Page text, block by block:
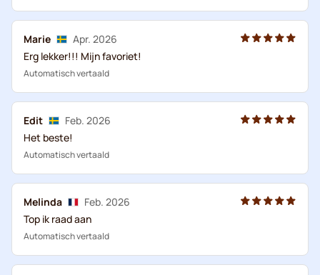
Marie
Apr. 2026
Erg lekker!!! Mijn favoriet!
Automatisch vertaald
Edit
Feb. 2026
Het beste!
Automatisch vertaald
Melinda
Feb. 2026
Top ik raad aan
Automatisch vertaald